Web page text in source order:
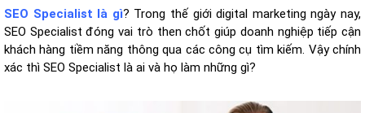
SEO Specialist là gì? Trong thế giới digital marketing ngày nay,
SEO Specialist đóng vai trò then chốt giúp doanh nghiệp tiếp cận
khách hàng tiềm năng thông qua các công cụ tìm kiếm. Vậy chính
xác thì SEO Specialist là ai và họ làm những gì?